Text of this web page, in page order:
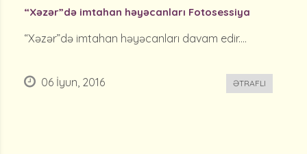
“Xəzər”də imtahan həyəcanları Fotosessiya
“Xəzər”də imtahan həyəcanları davam edir....
06 İyun, 2016 ƏTRAFLI